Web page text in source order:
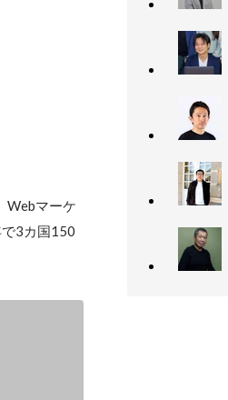
Webマーケ
3カ国150